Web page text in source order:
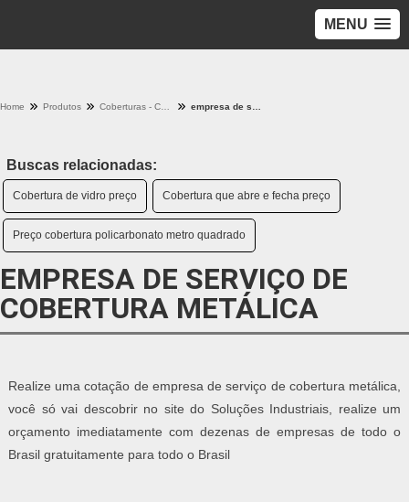
MENU
Home Produtos
Buscas relacionadas:
Cobertura de vidro preço Cobertura que abre e fecha preço
Preço cobertura policarbonato metro quadrado
EMPRESA DE SERVIÇO DE
COBERTURA METÁLICA
Realize uma cotação de empresa de serviço de cobertura metálica,
você só vai descobrir no site do Soluções Industriais, realize um
orçamento imediatamente com dezenas de empresas de todo o
Brasil gratuitamente para todo o Brasil